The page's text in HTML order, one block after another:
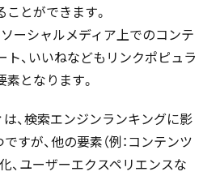
とができます。
ーシャルメディア上でのコンテ
ト、いいねなどもリンクポピュラ
となります。
、検索エンジンランキングに影
すが、他の要素（例：コンテンツ
、ユーザーエクスペリエンスな